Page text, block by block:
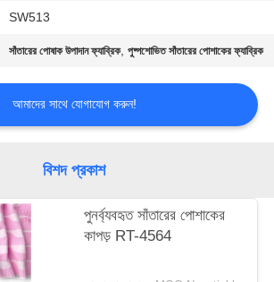
SW513
সাঁতারের পোষাক উপাদান ফ্যাব্রিক,পুষ্পশোভিত সাঁতারের পোশাকের ফ্যাব্রিক
আমাদের সাথে যোগাযোগ করুন!
বিশদ প্রকাশ
পুনর্ব্যবহৃত সাঁতারের পোশাকের
কাপড় RT-4564